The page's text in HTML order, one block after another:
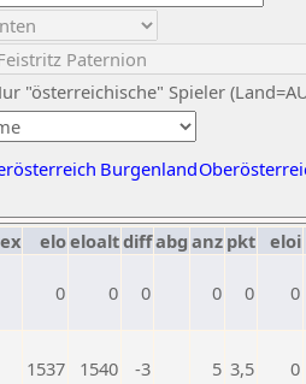
"österreichische" Spieler
Burgenland
eloeloaltdiffabg anz pkt eloi
0 0 0 0 0 0
1537 1540 -3 5 3,5 0